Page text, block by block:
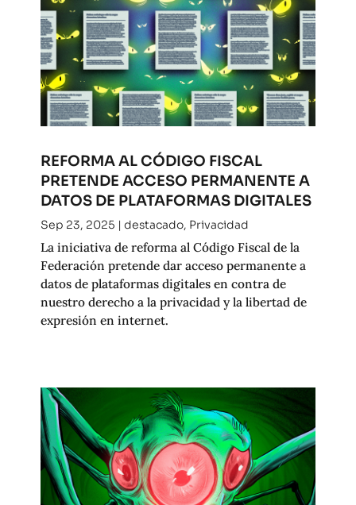
REFORMA AL CÓDIGO FISCAL
PRETENDE ACCESO PERMANENTE A
DATOS DE PLATAFORMAS DIGITALES
Sep 23, 2025 | destacado, Privacidad
La iniciativa de reforma al Código Fiscal de la
Federación pretende dar acceso permanente a
datos de plataformas digitales en contra de
nuestro derecho a la privacidad y la libertad de
expresión en internet.